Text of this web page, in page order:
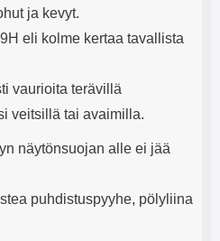
ja kevyt.
eli kolme kertaa tavallista
vaurioita terävillä
veitsillä tai avaimilla.
näytönsuojan alle ei jää
puhdistuspyyhe, pölyliina